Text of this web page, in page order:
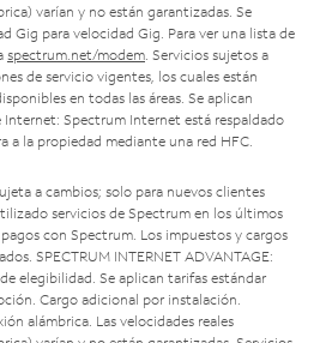
varían y no están garantizadas. Se
Gig para velocidad Gig. Para ver una lista de
spectrum.net/modem . Servicios sujetos a
de servicio vigentes, los cuales están
en todas las áreas. Se aplican
Internet: Spectrum Internet está respaldado
a la propiedad mediante una red HFC.
a cambios; solo para nuevos clientes
servicios de Spectrum en los últimos
con Spectrum. Los impuestos y cargos
SPECTRUM INTERNET ADVANTAGE:
elegibilidad. Se aplican tarifas estándar
Cargo adicional por instalación.
alámbrica. Las velocidades reales